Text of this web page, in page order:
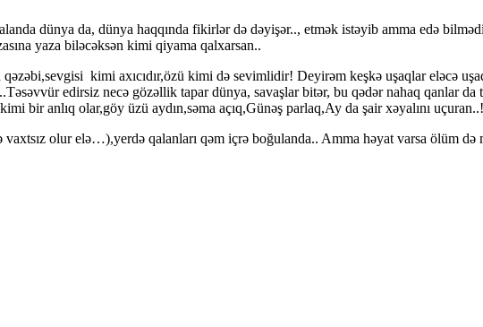
dünya da, dünya haqqında fikirlər də dəyişər.., etmək istəyib amma edə
yaza biləcəksən kimi qiyama qalxarsan..
kimi axıcıdır,özü kimi də sevimlidir! Deyirəm keşkə uşaqlar eləcə
edirsiz necə gözəllik tapar dünya, savaşlar bitər, bu qədər nahaq qanlar
bir anlıq olar,göy üzü aydın,səma açıq,Günəş parlaq,Ay da şair xəyalını uçuran..!
vaxtsız olur elə…),yerdə qalanları qəm içrə boğulanda.. Amma həyat varsa ölüm də